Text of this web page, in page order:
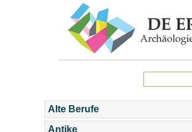
Alte Berufe
Antike